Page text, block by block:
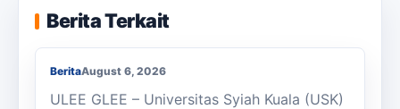
Berita Terkait
KKN Usai, KOSI USK Apresiasi Dukungan
Masyarakat Bandar Dua
BeritaAugust 6, 2026
ULEE GLEE – Universitas Syiah Kuala (USK)